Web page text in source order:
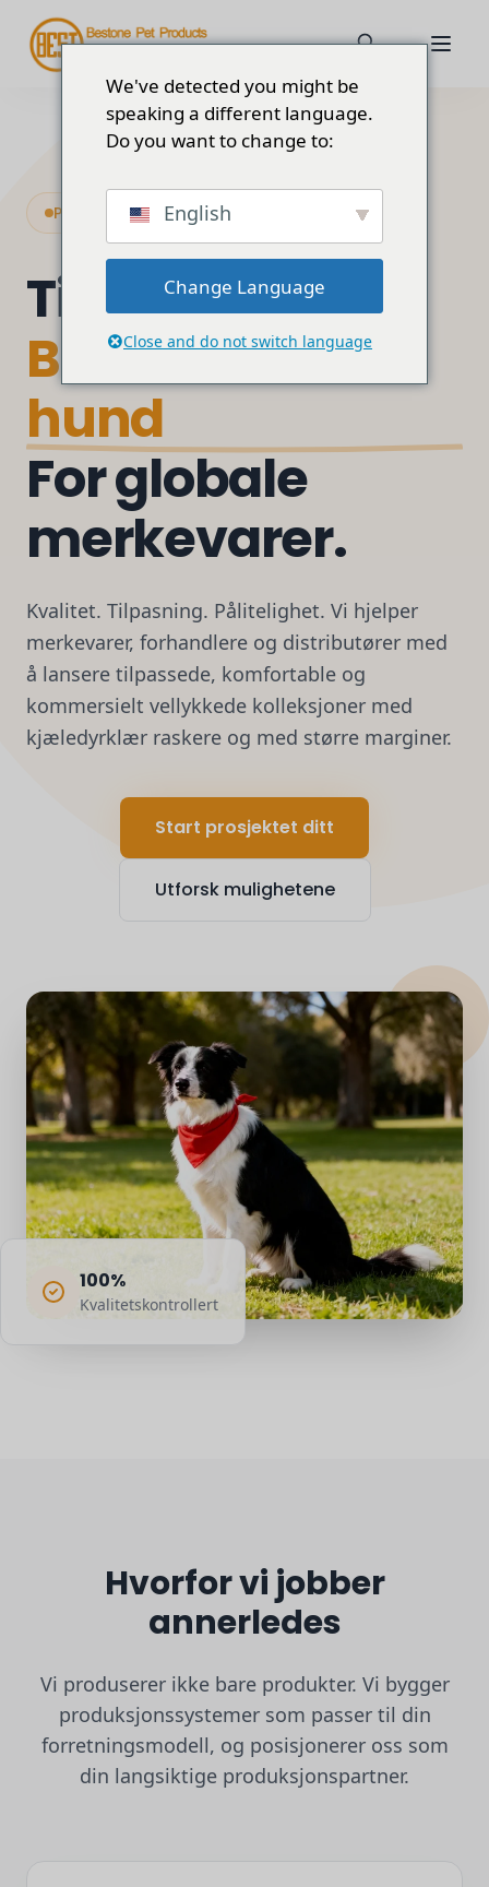
Premium B2B OEM & ODM-produsent
Tilpasset
Bandanas for
hund
For globale
merkevarer.
Kvalitet. Tilpasning. Pålitelighet. Vi hjelper
merkevarer, forhandlere og distributører med
å lansere tilpassede, komfortable og
kommersielt vellykkede kolleksjoner med
kjæledyrklær raskere og med større marginer.
Start prosjektet ditt
Utforsk mulighetene
100%
Kvalitetskontrollert
Hvorfor vi jobber
annerledes
Vi produserer ikke bare produkter. Vi bygger
produksjonssystemer som passer til din
forretningsmodell, og posisjonerer oss som
din langsiktige produksjonspartner.
We've detected you might be
speaking a different language.
Do you want to change to:
English
Change Language
Close and do not switch language